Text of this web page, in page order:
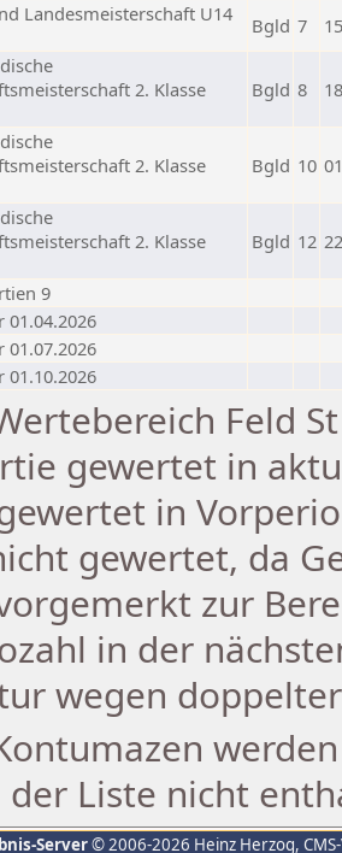
Landesmeisterschaft U14
Bgld 7
2. Klasse
Bgld 8
2. Klasse
Bgld 10
2. Klasse
Bgld 12
9
01.04.2026
01.07.2026
01.10.2026
Feld
gewertet in
in
gewertet, da
zur
in der
wegen
der Liste nicht
Server© 2006-2026 Heinz Herzog,